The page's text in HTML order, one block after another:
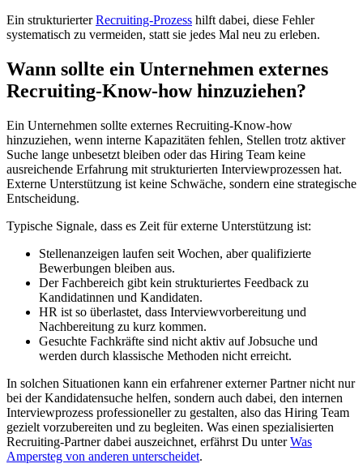
Ein strukturierterRecruiting-Prozess hilft dabei, diese Fehler
systematisch zu vermeiden, statt sie jedes Mal neu zu erleben.
Wann sollte ein Unternehmen externes
Recruiting-Know-how hinzuziehen?
Ein Unternehmen sollte externes Recruiting-Know-how
hinzuziehen, wenn interne Kapazitäten fehlen, Stellen trotz aktiver
Suche lange unbesetzt bleiben oder das Hiring Team keine
ausreichende Erfahrung mit strukturierten Interviewprozessen hat.
Externe Unterstützung ist keine Schwäche, sondern eine strategische
Entscheidung.
Typische Signale, dass es Zeit für externe Unterstützung ist:
Stellenanzeigen laufen seit Wochen, aber qualifizierte
Bewerbungen bleiben aus.
Der Fachbereich gibt kein strukturiertes Feedback zu
Kandidatinnen und Kandidaten.
HR ist so überlastet, dass Interviewvorbereitung und
Nachbereitung zu kurz kommen.
Gesuchte Fachkräfte sind nicht aktiv auf Jobsuche und
werden durch klassische Methoden nicht erreicht.
In solchen Situationen kann ein erfahrener externer Partner nicht nur
bei der Kandidatensuche helfen, sondern auch dabei, den internen
Interviewprozess professioneller zu gestalten, also das Hiring Team
gezielt vorzubereiten und zu begleiten. Was einen spezialisierten
Recruiting-Partner dabei auszeichnet, erfährst Du unterWas
Ampersteg von anderen unterscheidet.